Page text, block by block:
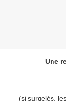
Une
(si surgelés,